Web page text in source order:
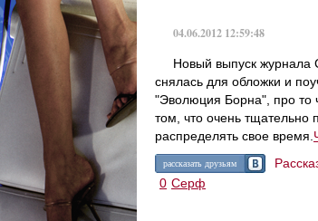
04.06.2012 12:59:48
Новый выпуск журнала
снялась для обложки и
"Эволюция Борна", про то
том, что очень тщательно
распределять свое время.
рассказать друзьям
0 Серф